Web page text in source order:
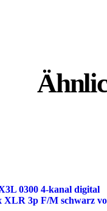
0300 4-kanal digital
XLR 3p F/M schwarz